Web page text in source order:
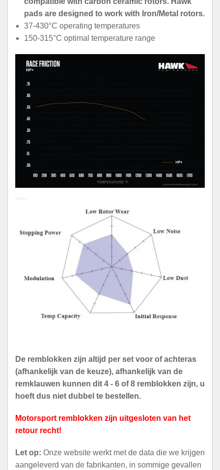
pads are designed to work with Iron/Metal rotors.
37-430°C operating temperatures
150-315°C optimal temperature range
De remblokken zijn altijd per set voor of achteras
(afhankelijk van de keuze), afhankelijk van de
remklauwen kunnen dit 4 - 6 of 8 remblokken zijn, u
hoeft dus niet dubbel te bestellen.
Motorsport remblokken zijn uitgesloten van het
retour recht!
Let op: Onze website werkt met de data die we krijgen
aangeleverd van de fabrikanten, in sommige gevallen